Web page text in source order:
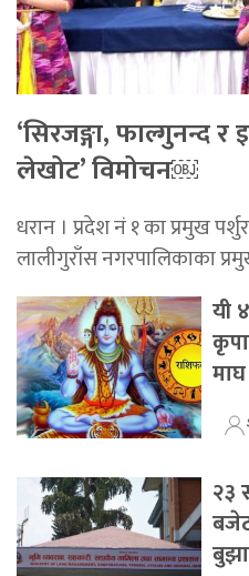
‘सिरजङ्गा, फाल्गुनन्द
लेखोट’ विमोचन￼
धरान । प्रदेश नं १ का प्रमुख
लालीगुराँस नगरपालिकाका
यी
२३